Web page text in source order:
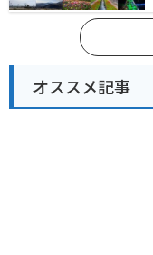
オススメ記事